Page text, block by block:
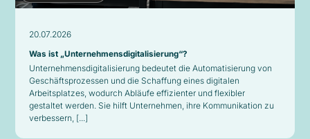
20.07.2026
Was ist „Unternehmensdigitalisierung“?
Unternehmensdigitalisierung bedeutet die Automatisierung von
Geschäftsprozessen und die Schaffung eines digitalen
Arbeitsplatzes, wodurch Abläufe effizienter und flexibler
gestaltet werden. Sie hilft Unternehmen, ihre Kommunikation zu
verbessern, [...]